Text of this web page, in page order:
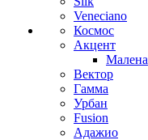
Veneciano
Космос
Акцент
Малена
Вектор
Гамма
Урбан
Fusion
Адажио